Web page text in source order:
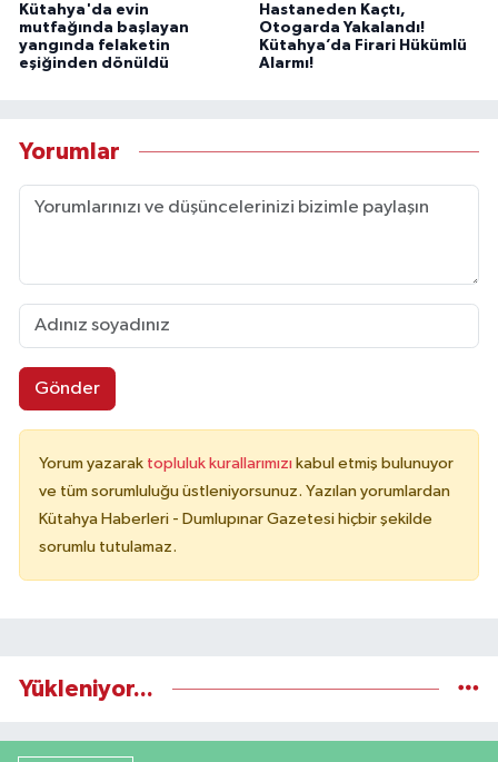
Kütahya'da evin
mutfağında başlayan
yangında felaketin
eşiğinden dönüldü
Hastaneden Kaçtı,
Otogarda Yakalandı!
Kütahya’da Firari Hükümlü
Alarmı!
Yorumlar
Gönder
Yorum yazarak topluluk kurallarımızı kabul etmiş bulunuyor
ve tüm sorumluluğu üstleniyorsunuz. Yazılan yorumlardan
Kütahya Haberleri - Dumlupınar Gazetesi hiçbir şekilde
sorumlu tutulamaz.
Yükleniyor...